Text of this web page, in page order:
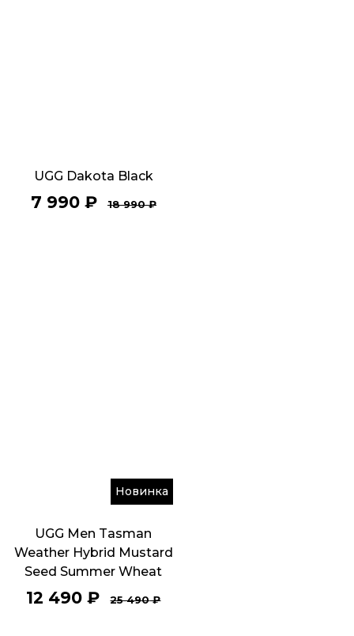
UGG Dakota Black
7 990₽ 18 990₽
Новинка
UGG Men Tasman
Weather Hybrid Mustard
Seed Summer Wheat
12 490 ₽ 25 490₽